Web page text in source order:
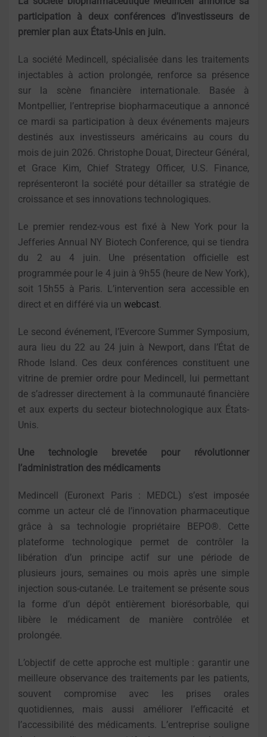
participation à deux conférences d’investisseurs de
premier plan aux États-Unis en juin.
La société Medincell, spécialisée dans les traitements
injectables à action prolongée, renforce sa présence
sur la scène financière internationale. Basée à
Montpellier, l’entreprise biopharmaceutique a annoncé
ce mardi sa participation à deux événements majeurs
destinés aux investisseurs américains au cours du
mois de juin 2026. Christophe Douat, Directeur Général,
et Grace Kim, Chief Strategy Officer, U.S. Finance,
représenteront la société pour détailler sa stratégie de
croissance et ses innovations technologiques.
Le premier rendez-vous est fixé à New York pour la
Jefferies Annual NY Biotech Conference, qui se tiendra
du 2 au 4 juin. Une présentation officielle est
programmée pour le 4 juin à 9h55 (heure de New York),
soit 15h55 à Paris. L’intervention sera accessible en
direct et en différé via un webcast
Le second événement, l’Evercore Summer Symposium,
aura lieu du 22 au 24 juin à Newport, dans l’État de
Rhode Island. Ces deux conférences constituent une
vitrine de premier ordre pour Medincell, lui permettant
de s’adresser directement à la communauté financière
et aux experts du secteur biotechnologique aux États-
Unis.
Une technologie brevetée pour révolutionner
l’administration des médicaments
Medincell (Euronext Paris : MEDCL) s’est imposée
comme un acteur clé de l’innovation pharmaceutique
grâce à sa technologie propriétaire BEPO®. Cette
plateforme technologique permet de contrôler la
libération d’un principe actif sur une période de
plusieurs jours, semaines ou mois après une simple
injection sous-cutanée. Le traitement se présente sous
la forme d’un dépôt entièrement biorésorbable, qui
libère le médicament de manière contrôlée et
prolongée.
L’objectif de cette approche est multiple : garantir une
meilleure observance des traitements par les patients,
souvent compromise avec les prises orales
quotidiennes, mais aussi améliorer l’efficacité et
l’accessibilité des médicaments. L’entreprise souligne